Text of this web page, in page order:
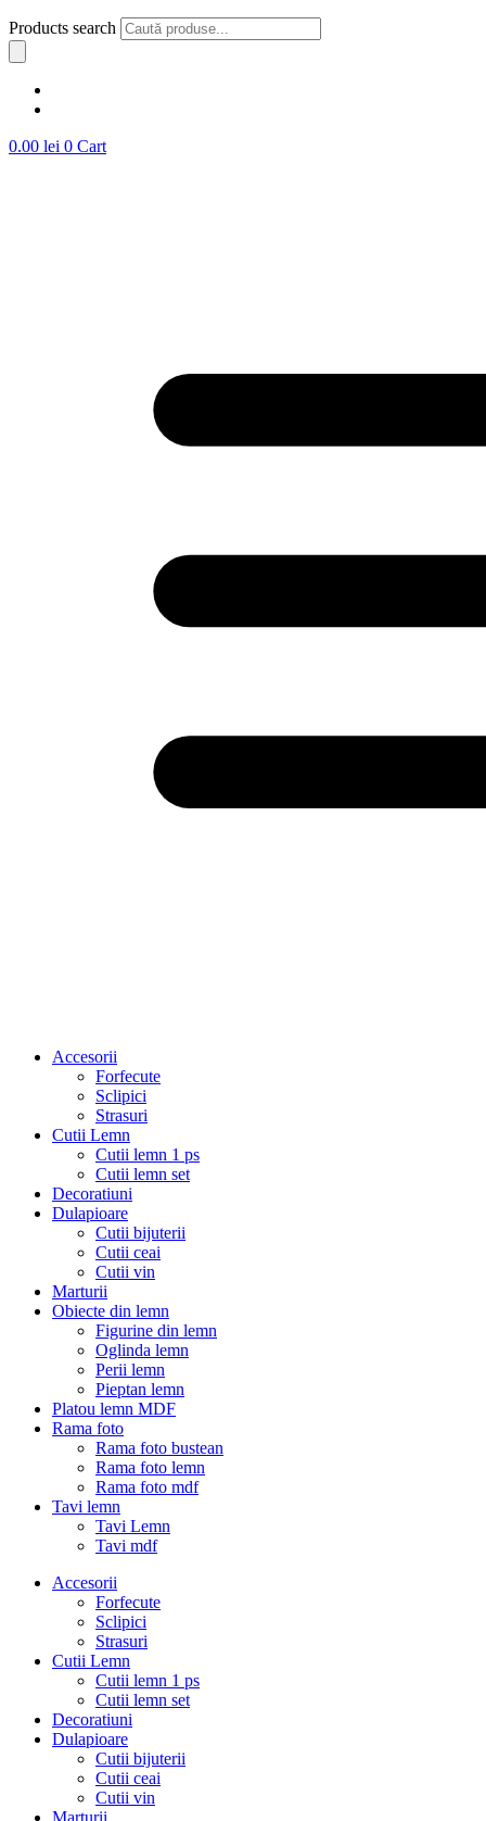
Products search
0.00 lei 0 Cart
Accesorii
Forfecute
Sclipici
Strasuri
Cutii Lemn
Cutii lemn 1 ps
Cutii lemn set
Decoratiuni
Dulapioare
Cutii bijuterii
Cutii ceai
Cutii vin
Marturii
Obiecte din lemn
Figurine din lemn
Oglinda lemn
Perii lemn
Pieptan lemn
Platou lemn MDF
Rama foto
Rama foto bustean
Rama foto lemn
Rama foto mdf
Tavi lemn
Tavi Lemn
Tavi mdf
Accesorii
Forfecute
Sclipici
Strasuri
Cutii Lemn
Cutii lemn 1 ps
Cutii lemn set
Decoratiuni
Dulapioare
Cutii bijuterii
Cutii ceai
Cutii vin
Marturii